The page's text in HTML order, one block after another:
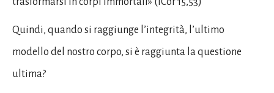
Quindi, quando si raggiunge l’integrità, l’ultimo
modello del nostro corpo, si è raggiunta la questione
ultima?